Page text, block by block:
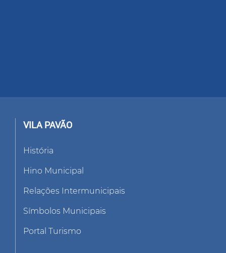
VILA PAVÃO
História
Hino Municipal
Relações Intermunicipais
Símbolos Municipais
Portal Turismo